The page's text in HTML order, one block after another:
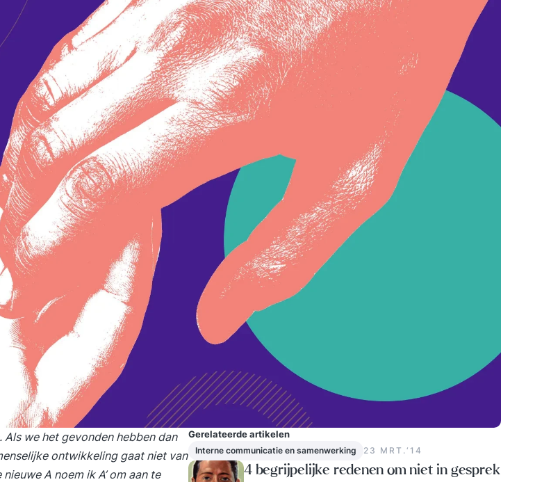
we het gevonden hebben dan
ontwikkeling gaat niet van
A noem ik A’ om aan te
Gerelateerde artikelen
Interne communicatie en samenwerking 23 MRT.‘14
4 begrijpelijke redenen om niet in gesprek